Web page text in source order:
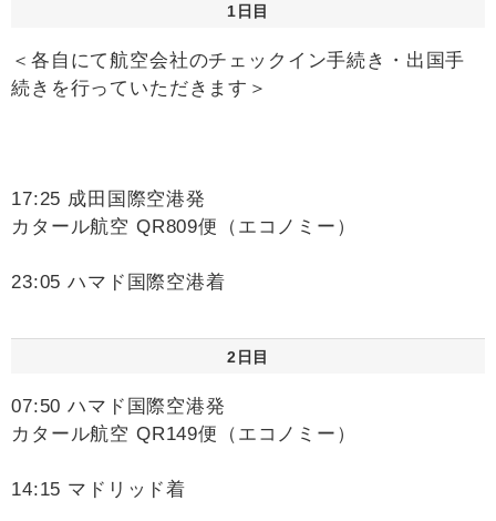
1日目
＜各自にて航空会社のチェックイン手続き・出国手
続きを行っていただきます＞
17:25 成田国際空港発
カタール航空 QR809便（エコノミー）
23:05 ハマド国際空港着
2日目
07:50 ハマド国際空港発
カタール航空 QR149便（エコノミー）
14:15 マドリッド着